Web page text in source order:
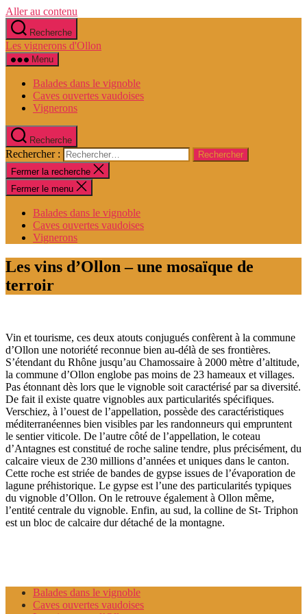
Aller au contenu
Recherche
Les vignerons d'Ollon
Menu
Balades dans le vignoble
Caves ouvertes vaudoises
Vignerons
Recherche
Rechercher :
Fermer la recherche
Fermer le menu
Balades dans le vignoble
Caves ouvertes vaudoises
Vignerons
Les vins d’Ollon – une mosaïque de
terroir
Vin et tourisme, ces deux atouts conjugués confèrent à la commune
d’Ollon une notoriété reconnue bien au-délà de ses frontières.
S’étendant du Rhône jusqu’au Chamossaire à 2000 mètre d’altitude,
la commune d’Ollon englobe pas moins de 23 hameaux et villages.
Pas étonnant dès lors que le vignoble soit caractérisé par sa diversité.
De fait il existe quatre vignobles aux particularités spécifiques.
Verschiez, à l’ouest de l’appellation, possède des caractéristiques
méditerranéennes bien visibles par les randonneurs qui empruntent
le sentier viticole. De l’autre côté de l’appellation, le coteau
d’Antagnes est constitué de roche saline tendre, plus précisément, du
calcaire vieux de 230 millions d’années et uniques dans le canton.
Cette roche est striée de bandes de gypse issues de l’évaporation de
lagune préhistorique. Le gypse est l’une des particularités typiques
du vignoble d’Ollon. On le retrouve également à Ollon même,
l’entité centrale du vignoble. Enfin, au sud, la colline de St- Triphon
est un bloc de calcaire dur détaché de la montagne.
Balades dans le vignoble
Caves ouvertes vaudoises